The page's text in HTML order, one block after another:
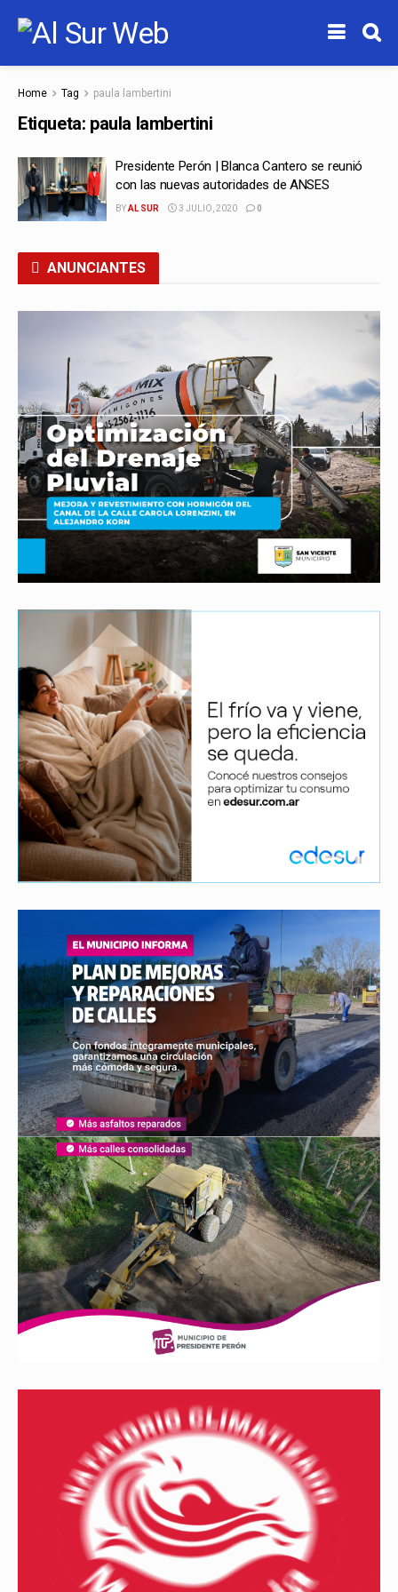
Home Tag paula lambertini
Etiqueta: paula lambertini
Presidente Perón | Blanca Cantero se reunió
con las nuevas autoridades de ANSES
BYAL SUR 3 JULIO, 2020 0
ANUNCIANTES